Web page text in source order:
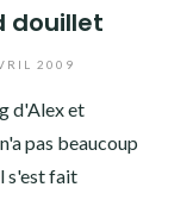
douillet
2009
d'Alex et
pas beaucoup
s'est fait